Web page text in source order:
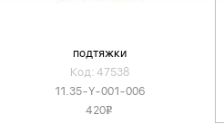
подтяжки
Код: 47538
11.35-Y-001-006
420v